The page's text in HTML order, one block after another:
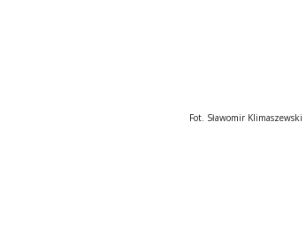
                                                        Fot. Sławomir Klimaszewski